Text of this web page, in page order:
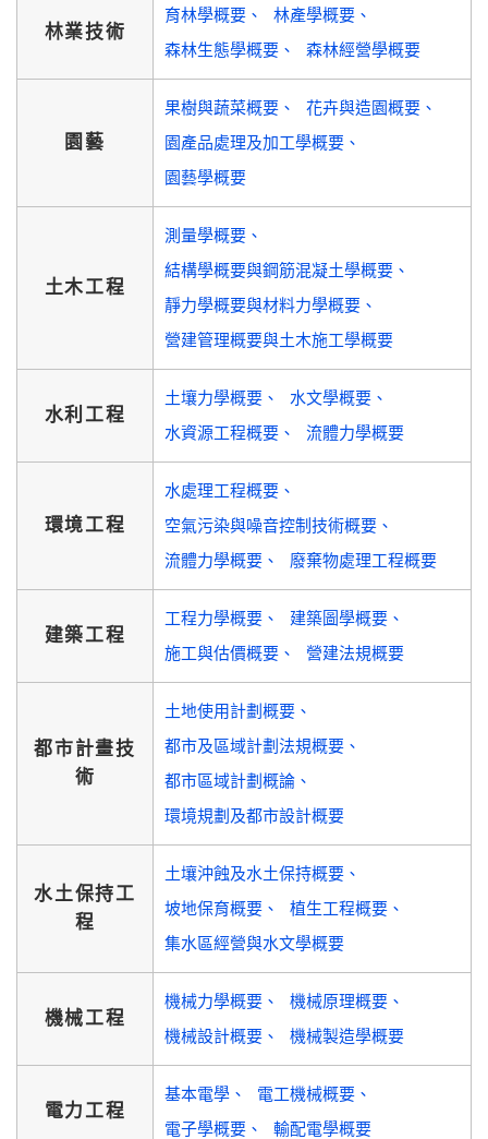
林業技術
育林學概要
林產學概要
森林生態學概要
森林經營學概要
園藝
果樹與蔬菜概要
花卉與造園概要
園產品處理及加工學概要
園藝學概要
土木工程
測量學概要
結構學概要與鋼筋混凝土學概要
靜力學概要與材料力學概要
營建管理概要與土木施工學概要
水利工程
土壤力學概要
水文學概要
水資源工程概要
流體力學概要
環境工程
水處理工程概要
空氣污染與噪音控制技術概要
流體力學概要
廢棄物處理工程概要
建築工程
工程力學概要
建築圖學概要
施工與估價概要
營建法規概要
都市計畫技
術
土地使用計劃概要
都市及區域計劃法規概要
都市區域計劃概論
環境規劃及都市設計概要
水土保持工
程
土壤沖蝕及水土保持概要
坡地保育概要
植生工程概要
集水區經營與水文學概要
機械工程
機械力學概要
機械原理概要
機械設計概要
機械製造學概要
電力工程
基本電學
電工機械概要
電子學概要
輸配電學概要